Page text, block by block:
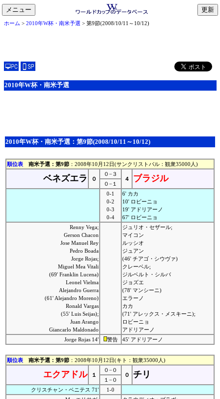
メニュー
toggle
navigation
ホーム > 2010年W杯・南米予選 > 第9節(2008/10/11～10/12)
2010年W杯・南米予選
2010年W杯・南米予選：第9節(2008/10/11～10/12)
順位表 南米予選：第9節 ：2008年10月12日(サンクリストバル：観衆35000人)
ベネズエラ ０
０−３
４
ブラジル
０−１
0-1
0-2
0-3
0-4
6' カカ
10' ロビーニョ
19' アドリアーノ
67' ロビーニョ
Renny Vega;
Gerson Chacon
Jose Manuel Rey
Pedro Boada
Jorge Rojas;
Miguel Mea Vitali
(69' Franklin Lucena)
Leonel Vielma
Alejandro Guerra
(61' Alejandro Moreno)
Ronald Vargas
(55' Luis Seijas);
Juan Arango
Giancarlo Maldonado
ジュリオ・セザール;
マイコン
ルッシオ
ジュアン
(46' チアゴ・シウヴァ)
クレーベル;
ジルベルト・シルバ
ジョズエ
(78' マンシーニ)
エラーノ
カカ
(71' アレックス・メスキーニ);
ロビーニョ
アドリアーノ
Jorge Rojas 14'
警告 45' アドリアーノ
順位表 南米予選：第9節 ：2008年10月12日(キト：観衆35000人)
エクアドル １
０−０
０
チリ
１−０
クリスチャン・ベニテス 71'
1-0